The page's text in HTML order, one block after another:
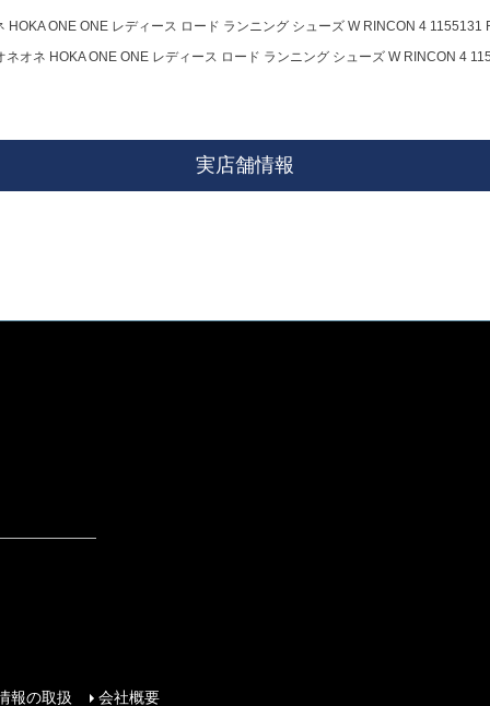
HOKA ONE ONE レディース ロード ランニング シューズ W RINCON 4 1155131
ネオネ HOKA ONE ONE レディース ロード ランニング シューズ W RINCON 4
実店舗情報
報の取扱 会社概要